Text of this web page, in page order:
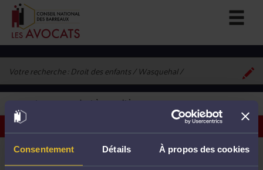
Consentement Détails À propos des cookies
Votre recherche :Droit des enfants / Wasquehal
avocat correspondant à vos critères
Voir les avocats sur une carte
ME GAËLLA KERRAR
41 avenue de Flandre 59290 WASQUEHAL